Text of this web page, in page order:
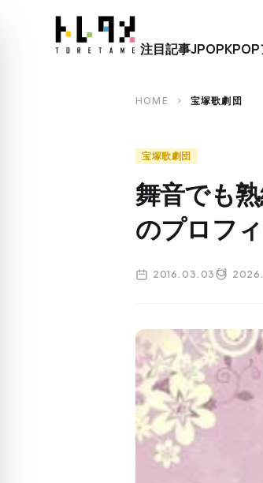
close
注目記事JPOPKPOP
HOME chevron_right 宝塚歌劇団
宝塚歌劇団
舞音でも
のプロフ
2016.03.03